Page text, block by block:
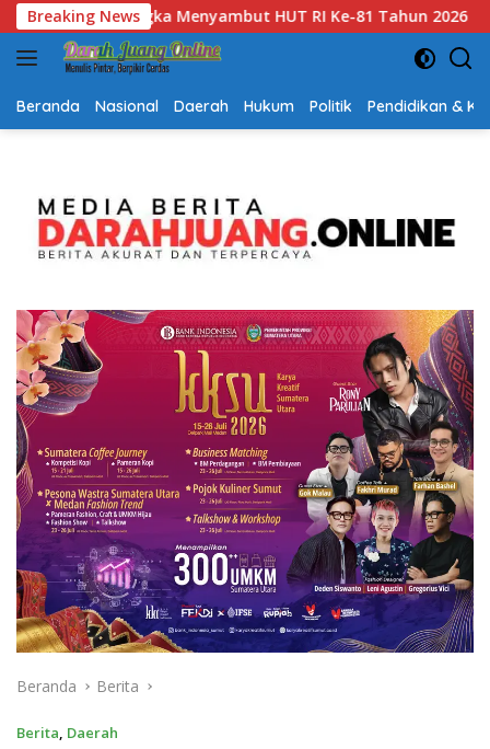
Langsung
ke
konten
Breaking News
2026 Gubernur Kalsel H. Muhidin Apresiasi Polda
Beranda Nasional Daerah Hukum Politik Pendidikan &
Beranda Berita
Berita, Daerah